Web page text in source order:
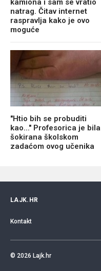
kamiona i sam se vratio
natrag. Čitav internet
raspravlja kako je ovo
moguće
"Htio bih se probuditi
kao..." Profesorica je bila
šokirana školskom
zadaćom ovog učenika
LAJK.HR
Kontakt
© 2026 Lajk.hr